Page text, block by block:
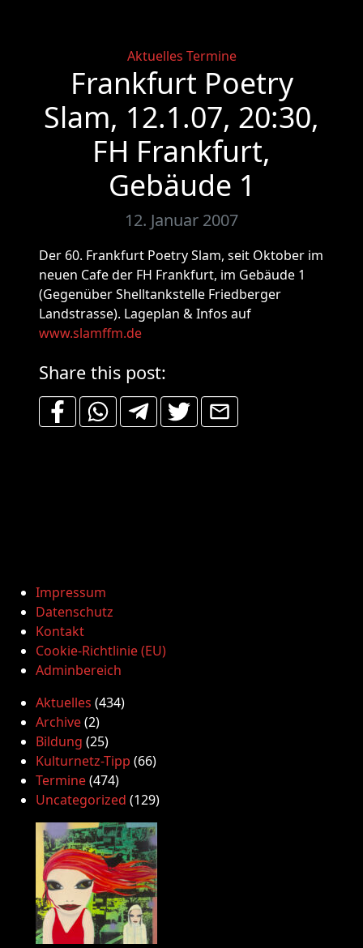
Categories
Aktuelles Termine
Frankfurt Poetry
Slam, 12.1.07, 20:30,
FH Frankfurt,
Gebäude 1
12. Januar 2007
Der 60. Frankfurt Poetry Slam, seit Oktober im
neuen Cafe der FH Frankfurt, im Gebäude 1
(Gegenüber Shelltankstelle Friedberger
Landstrasse). Lageplan & Infos auf
www.slamffm.de
Share this post:
Impressum
Datenschutz
Kontakt
Cookie-Richtlinie (EU)
Adminbereich
Aktuelles (434)
Archive(2)
Bildung (25)
Kulturnetz-Tipp (66)
Termine(474)
Uncategorized (129)